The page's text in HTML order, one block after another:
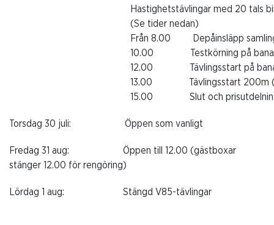
Hastighetstävlingar med 20 tals
(Se tider nedan)
Från 8.00
Depåinsläpp
10.00
Testkörning på
12.00
Tävlingsstart på
13.00
Tävlingsstart
15.00
Slut och
Torsdag 30 juli: Öppen som vanligt
Fredag 31 aug:
Öppen till 12.00 (gästboxar
stänger 12.00 för rengöring)
Lördag 1 aug: Stängd V85-tävlingar